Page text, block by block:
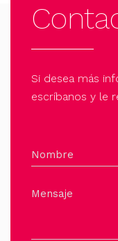
Si desea más
escríbanos y le
Nombre
Mensaje